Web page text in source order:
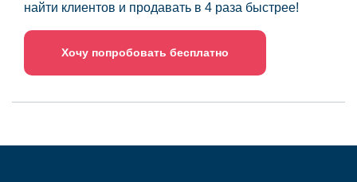
найти клиентов и продавать в 4 раза быстрее!
Хочу попробовать бесплатно